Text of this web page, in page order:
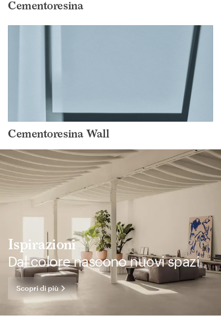
Cementoresina
Cementoresina Wall
Ispirazioni
Dal colore nascono nuovi spazi
Scopri di più